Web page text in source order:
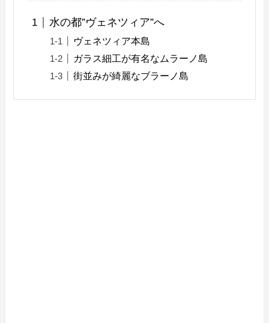
水の都”ヴェネツィア”へ
ヴェネツィア本島
ガラス細工が有名なムラーノ島
街並みが綺麗なブラーノ島